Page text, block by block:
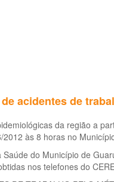
acidentes de
da região a
às 8 horas no
do Município de
nos telefones do